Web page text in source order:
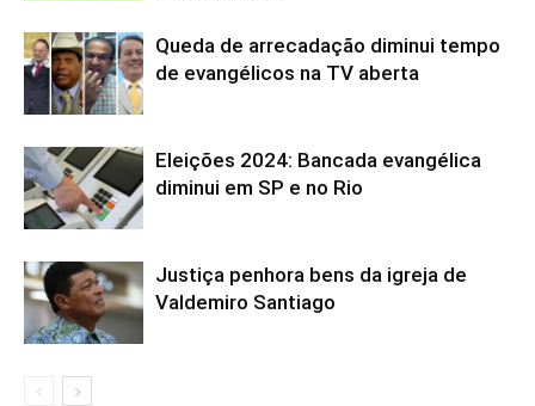
Queda de arrecadação diminui tempo
de evangélicos na TV aberta
Eleições 2024: Bancada evangélica
diminui em SP e no Rio
Justiça penhora bens da igreja de
Valdemiro Santiago